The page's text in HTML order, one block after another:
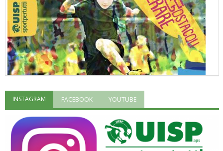
"Superare gli ostacoli": la relazione di Tiziano Pesce al CN Uisp
INSTAGRAM FACEBOOK YOUTUBE